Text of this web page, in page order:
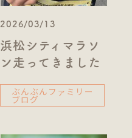
2026/03/13
浜松シティマラソ
ン走ってきました
ぶんぶんファミリー
ブログ